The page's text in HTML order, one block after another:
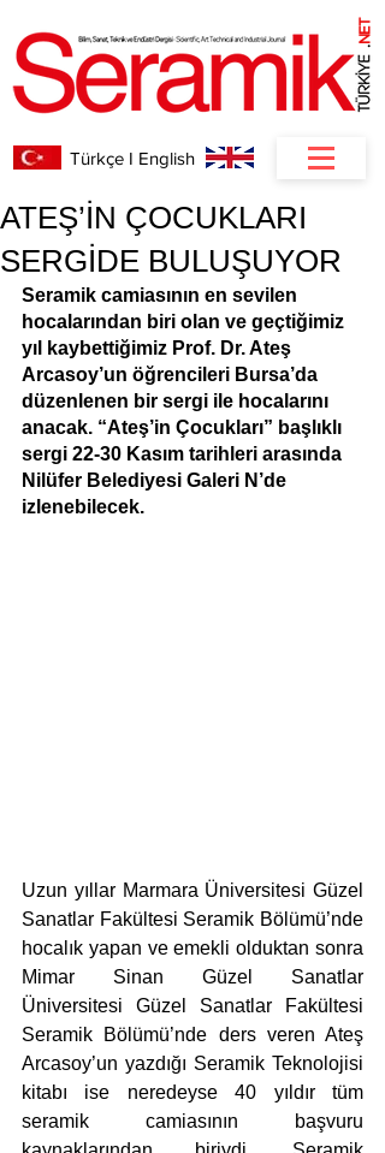
.
NET
Türkçe I English
ATEŞ’İN ÇOCUKLARI
SERGİDE BULUŞUYOR
Seramik camiasının en sevilen
hocalarından biri olan ve geçtiğimiz
yıl kaybettiğimiz Prof. Dr. Ateş
Arcasoy’un öğrencileri Bursa’da
düzenlenen bir sergi ile hocalarını
anacak. “Ateş’in Çocukları” başlıklı
sergi 22-30 Kasım tarihleri arasında
Nilüfer Belediyesi Galeri N’de
izlenebilecek.
Uzun yıllar Marmara Üniversitesi Güzel
Sanatlar Fakültesi Seramik Bölümü’nde
hocalık yapan ve emekli olduktan sonra
Mimar Sinan Güzel Sanatlar
Üniversitesi Güzel Sanatlar Fakültesi
Seramik Bölümü’nde ders veren Ateş
Arcasoy’un yazdığı Seramik Teknolojisi
kitabı ise neredeyse 40 yıldır tüm
seramik camiasının başvuru